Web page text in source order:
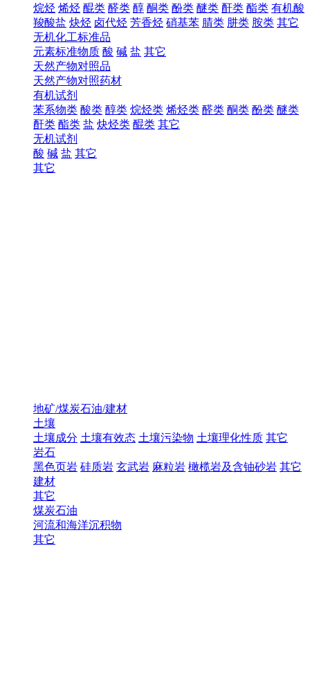
烷烃 烯烃 醌类 醛类 醇 酮类 酚类 醚类 酐类 酯类 有机酸
羧酸盐 炔烃 卤代烃 芳香烃 硝基苯 腈类 肼类 胺类 其它
无机化工标准品
元素标准物质 酸 碱 盐 其它
天然产物对照品
天然产物对照药材
有机试剂
苯系物类 酸类 醇类 烷烃类 烯烃类 醛类 酮类 酚类 醚类
酐类 酯类 盐 炔烃类 醌类 其它
无机试剂
酸 碱 盐 其它
其它
地矿/煤炭石油/建材
土壤
土壤成分 土壤有效态 土壤污染物 土壤理化性质 其它
岩石
黑色页岩 硅质岩 玄武岩 麻粒岩 橄榄岩及含铀砂岩 其它
建材
其它
煤炭石油
河流和海洋沉积物
其它